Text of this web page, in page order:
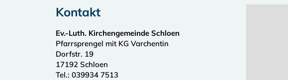
Kontakt
Ev.-Luth. Kirchengemeinde Schloen
Pfarrsprengel mit KG Varchentin
Dorfstr. 19
17192 Schloen
Tel.: 039934 7513